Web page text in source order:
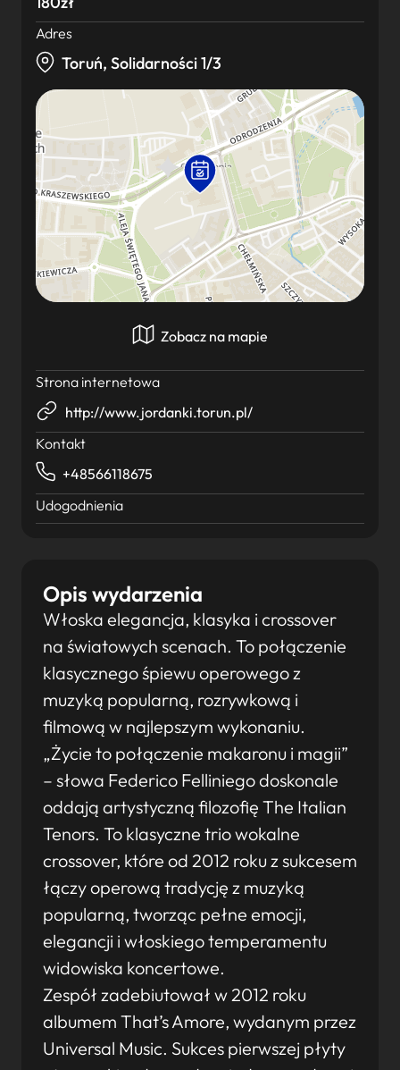
Opis wydarzenia
Włoska elegancja, klasyka i crossover
na światowych scenach. To połączenie
klasycznego śpiewu operowego z
muzyką popularną, rozrywkową i
filmową w najlepszym wykonaniu.
„Życie to połączenie makaronu i magii”
– słowa Federico Felliniego doskonale
oddają artystyczną filozofię The Italian
Tenors. To klasyczne trio wokalne
crossover, które od 2012 roku z sukcesem
łączy operową tradycję z muzyką
popularną, tworząc pełne emocji,
elegancji i włoskiego temperamentu
widowiska koncertowe.
Zespół zadebiutował w 2012 roku
albumem That’s Amore, wydanym przez
Universal Music. Sukces pierwszej płyty
Adres
Toruń, Solidarności 1/3
Zobacz na mapie
Strona internetowa
http://www.jordanki.torun.pl/
Kontakt
+48566118675
Udogodnienia